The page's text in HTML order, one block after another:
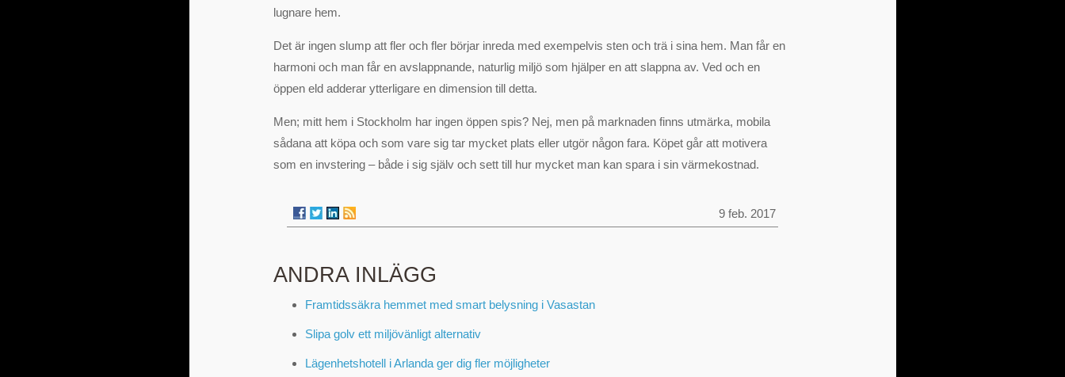
lugnare hem.
Det är ingen slump att fler och fler börjar inreda med exempelvis sten och trä i sina hem. Man får en
harmoni och man får en avslappnande, naturlig miljö som hjälper en att slappna av. Ved och en
öppen eld adderar ytterligare en dimension till detta.
Men; mitt hem i Stockholm har ingen öppen spis? Nej, men på marknaden finns utmärka, mobila
sådana att köpa och som vare sig tar mycket plats eller utgör någon fara. Köpet går att motivera
som en invstering – både i sig själv och sett till hur mycket man kan spara i sin värmekostnad.
9 feb. 2017
ANDRA INLÄGG
Framtidssäkra hemmet med smart belysning i Vasastan
Slipa golv ett miljövänligt alternativ
Lägenhetshotell i Arlanda ger dig fler möjligheter